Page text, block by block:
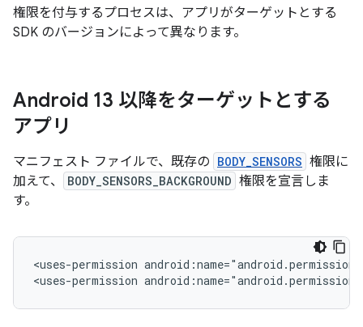
権限を付与するプロセスは、アプリがターゲットとする
SDK のバージョンによって異なります。
Android 13 以降をターゲットとする
アプリ
マニフェスト ファイルで、既存の BODY_SENSORS 権限に
加えて、
BODY_SENSORS_BACKGROUND 権限を宣言しま
す。
<uses-permission
<uses-permission